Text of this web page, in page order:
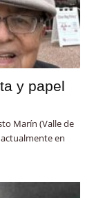
y papel
Marín (Valle de
actualmente en